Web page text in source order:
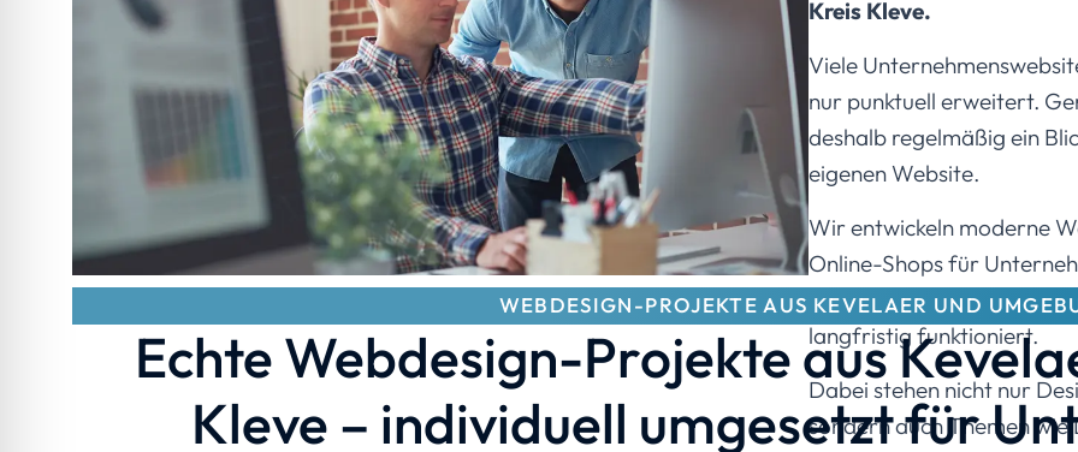
Kreis Kleve.
Viele
nur punktuell erweitert.
deshalb regelmäßig ein
eigenen Website.
Wir entwickeln moderne
Online-Shops für
Abläufen, persönlicher
langfristig funktioniert.
Dabei stehen nicht nur
sondern auch Themen
WEBDESIGN-PROJEKTE AUS KEVELAER UND
Echte Webdesign-Projekte aus
Kleve – individuell umgesetzt für